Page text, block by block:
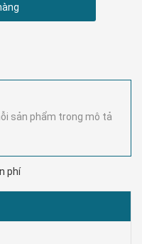
sản phẩm trong mô tả
phí